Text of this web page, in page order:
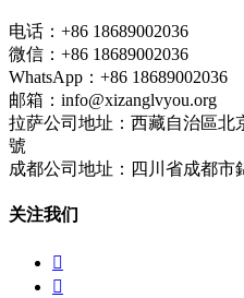
电话：+86 18689002036
微信：+86 18689002036
WhatsApp：+86 18689002036
邮箱：info@xizanglvyou.org
拉萨公司地址：西藏自治區北
號
成都公司地址：四川省成都市
关注我们

